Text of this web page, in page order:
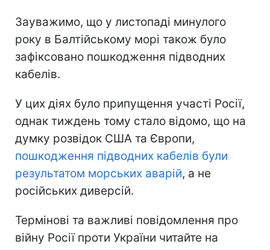
Зауважимо, що у листопаді минулого
року в Балтійському морі також було
зафіксовано пошкодження підводних
кабелів.
У цих діях було припущення участі Росії,
однак тиждень тому стало відомо, що на
думку розвідок США та Європи,
пошкодження підводних кабелів були
результатом морських аварій, а не
російських диверсій.
Термінові та важливі повідомлення про
війну Росії проти України читайте на